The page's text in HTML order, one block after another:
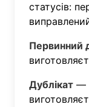
статусів:
Первинний
Дублікат —